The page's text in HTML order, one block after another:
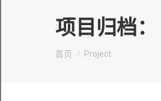
项目归档：
首页 Project